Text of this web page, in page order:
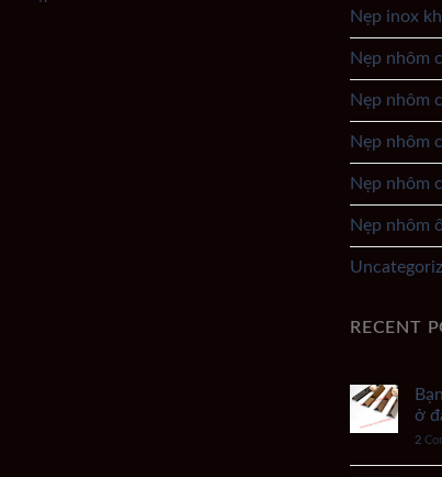
Nẹp inox
Nẹp nhôm
Nẹp nhôm
Nẹp nhôm
Nẹp nhôm
Nẹp nhôm
RECENT
ở
2